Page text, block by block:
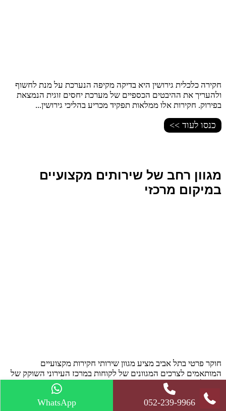
חקירה כלכלית גירושין היא בדיקה מקיפה הנערכת על מנת לחשוף
ולהעריך את ההיבטים הכספיים של מערכת יחסים זוגית הנמצאת
בפירוק. חקירות אלו ממלאות תפקיד מכריע בהליכי גירושין...
כנסו לעוד >>
מגוון רחב של שירותים מקצועיים
במיקום מרכזי
חוקר פרטי בתל אביב מציע מגוון שירותי חקירות מקצועיים
המותאמים לצרכים המגוונים של לקוחות במרכז העירוני השוקק של
ישראל. עם מיקום אסטרטגי והיסטוריה עשירה, תל אביב מציגה...
כנסו לעוד >>
052-239-9966
WhatsApp